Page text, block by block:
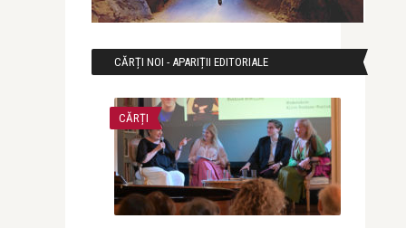
CĂRȚI NOI - APARIȚII EDITORIALE
CĂRȚI